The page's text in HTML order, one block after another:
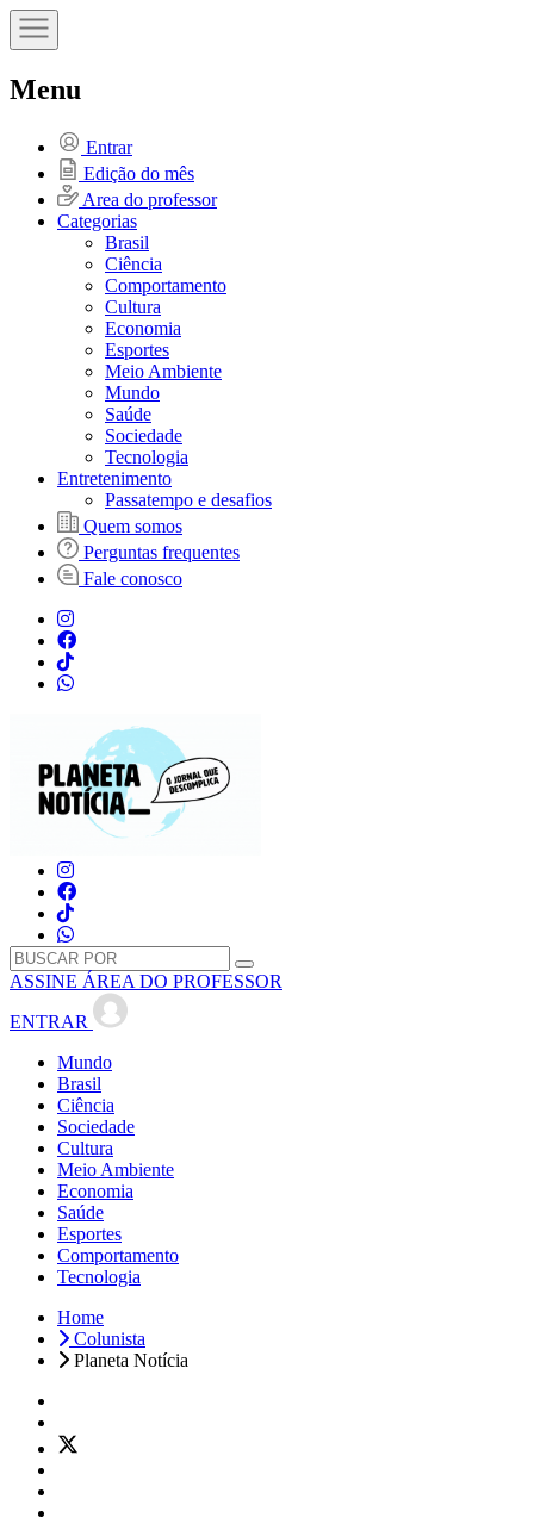
Menu
Entrar
Edição do mês
Area do professor
Categorias
Brasil
Ciência
Comportamento
Cultura
Economia
Esportes
Meio Ambiente
Mundo
Saúde
Sociedade
Tecnologia
Entretenimento
Passatempo e desafios
Quem somos
Perguntas frequentes
Fale conosco
ASSINE ÁREA DO PROFESSOR
ENTRAR
Mundo
Brasil
Ciência
Sociedade
Cultura
Meio Ambiente
Economia
Saúde
Esportes
Comportamento
Tecnologia
Home
Colunista
Planeta Notícia